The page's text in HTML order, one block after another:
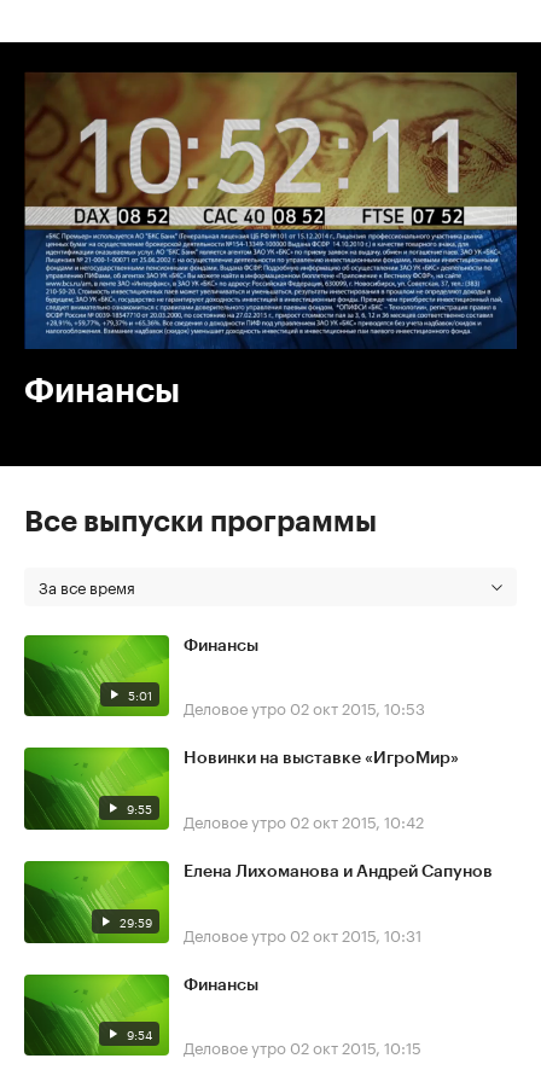
00:00 / 06:17
Финансы
Все выпуски программы
За все время
5:01
Финансы
Деловое утро 02 окт 2015, 10:53
9:55
Новинки на выставке «ИгроМир»
Деловое утро 02 окт 2015, 10:42
29:59
Елена Лихоманова и Андрей Сапунов
Деловое утро 02 окт 2015, 10:31
9:54
Финансы
Деловое утро 02 окт 2015, 10:15